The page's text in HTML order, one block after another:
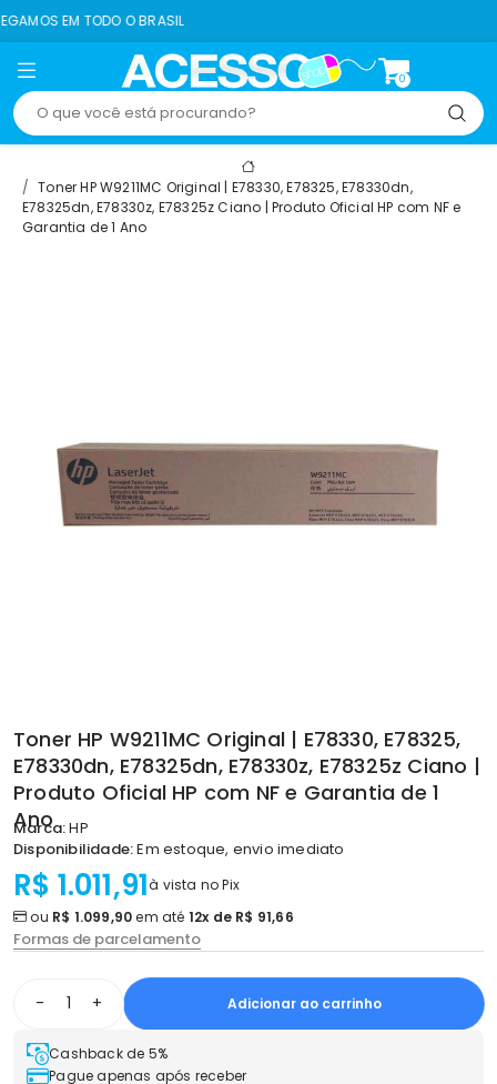
O BRASIL
0
Toner HP W9211MC Original | E78330, E78325, E78330dn,
E78325dn, E78330z, E78325z Ciano | Produto Oficial HP com NF e
Garantia de 1 Ano
Toner HP W9211MC Original | E78330, E78325,
E78330dn, E78325dn, E78330z, E78325z Ciano |
Produto Oficial HP com NF e Garantia de 1
Ano
Marca:HP
Disponibilidade:Em estoque, envio imediato
R$ 1.011,91à vista no Pix
ou R$ 1.099,90em até 12x de R$ 91,66
Formas de parcelamento
- + Adicionar ao carrinho
Cashback de 5%
Pague apenas após receber